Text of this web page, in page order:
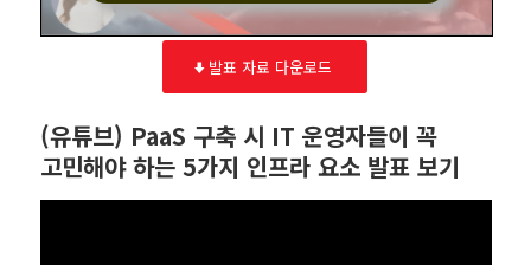
발표 자료 다운로드
(유튜브) PaaS 구축 시 IT 운영자들이 꼭
고민해야 하는 5가지 인프라 요소 발표 보기